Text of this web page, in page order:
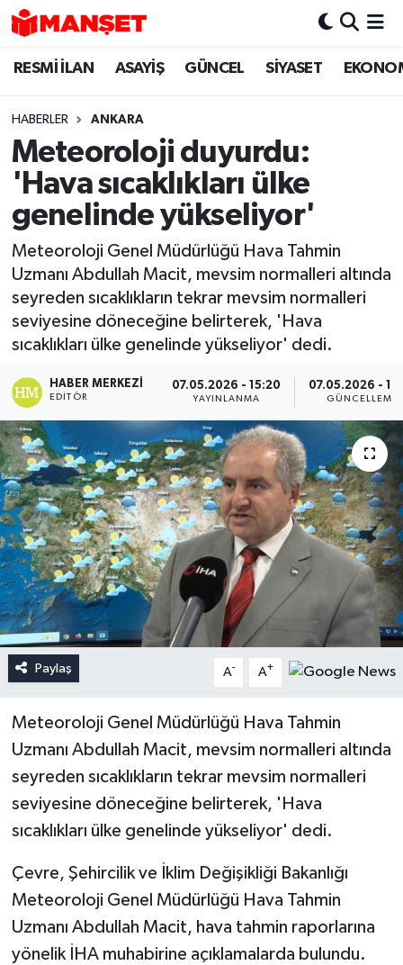
RESMİ İLAN ASAYİŞ GÜNCEL SİYASET
HABERLER ANKARA
Meteoroloji duyurdu:
'Hava sıcaklıkları ülke
genelinde yükseliyor'
Meteoroloji Genel Müdürlüğü Hava Tahmin
Uzmanı Abdullah Macit, mevsim normalleri altında
seyreden sıcaklıkların tekrar mevsim normalleri
seviyesine döneceğine belirterek, 'Hava
sıcaklıkları ülke genelinde yükseliyor' dedi.
HABER MERKEZI
EDITÖR
07.05.2026 - 15:20
YAYINLANMA
07.05.2026 -
GÜNCELLEME
Paylaş A- A+
Meteoroloji Genel Müdürlüğü Hava Tahmin
Uzmanı Abdullah Macit, mevsim normalleri altında
seyreden sıcaklıkların tekrar mevsim normalleri
seviyesine döneceğine belirterek, 'Hava
sıcaklıkları ülke genelinde yükseliyor' dedi.
Çevre, Şehircilik ve İklim Değişikliği Bakanlığı
Meteoroloji Genel Müdürlüğü Hava Tahmin
Uzmanı Abdullah Macit, hava tahmin raporlarına
yönelik İHA muhabirine açıklamalarda bulundu.
Hava Durumu
Trafik Durumu
Süper Lig Puan Durumu ve Fikstür
Tüm Manşetler
Son Dakika Haberleri
Haber Arşivi